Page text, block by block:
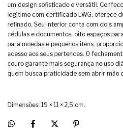
um design sofisticado e versátil.
legítimo com certificado LWG, oferece
refinado. Seu interior conta com dois
cédulas e documentos, oito espaços
para moedas e pequenos itens,
acesso aos seus pertences. O
couro garante mais segurança no uso
quem busca praticidade sem abrir mão
Dimensões: 19 × 11 × 2,5 cm.